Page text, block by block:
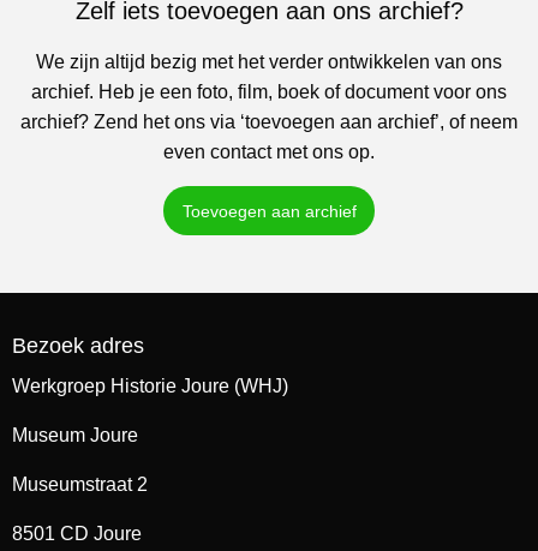
Zelf iets toevoegen aan ons archief?
We zijn altijd bezig met het verder ontwikkelen van ons
archief. Heb je een foto, film, boek of document voor ons
archief? Zend het ons via ‘toevoegen aan archief’, of neem
even contact met ons op.
Toevoegen aan archief
Bezoek adres
Werkgroep Historie Joure (WHJ)
Museum Joure
Museumstraat 2
8501 CD Joure